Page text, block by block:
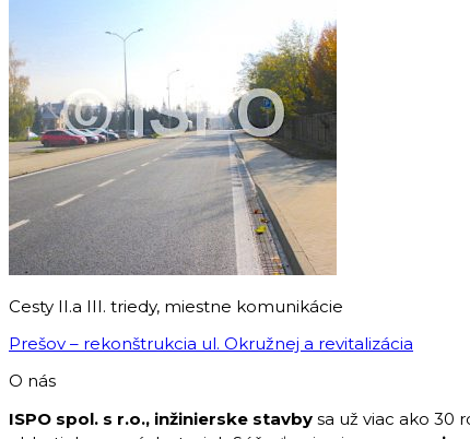
Cesty II.a III. triedy, miestne komunikácie
Prešov – rekonštrukcia ul. Okružnej a revitalizácia
O nás
ISPO spol. s r.o., inžinierske stavby sa už viac ako 30